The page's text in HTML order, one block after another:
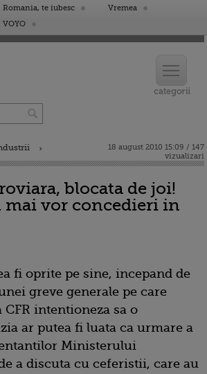
Romania, te iubesc
Vremea
VOYO
18 august 2010 15:09 / 147
vizualizari
blocata de joi!
vor concedieri in
fi oprite pe sine, incepand de
greve generale pe care
intentioneza sa o
ar putea fi luata ca urmare a
Ministerului
a discuta cu ceferistii, care au